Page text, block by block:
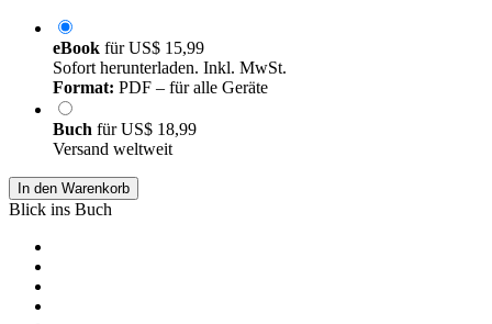
eBook fürUS$ 15,99
Sofort herunterladen. Inkl. MwSt.
Format: PDF – für alle Geräte
Buch fürUS$ 18,99
Versand weltweit
In den Warenkorb
Blick ins Buch